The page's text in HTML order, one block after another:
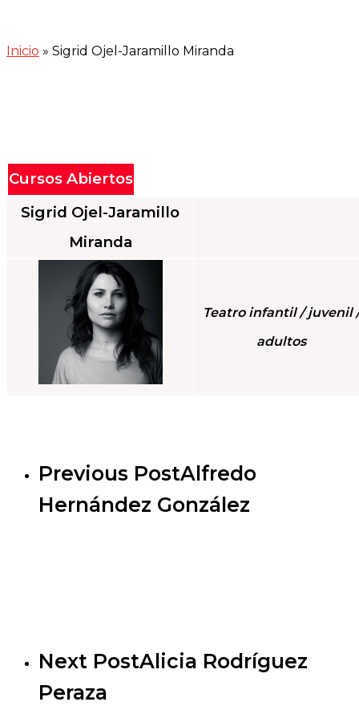
Inicio » Sigrid Ojel-Jaramillo Miranda
Cursos Abiertos
Sigrid Ojel-Jaramillo
Miranda
Teatro infantil / juvenil
adultos
Previous PostAlfredo
Hernández González
Next PostAlicia Rodríguez
Peraza